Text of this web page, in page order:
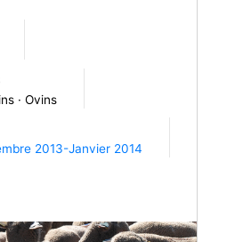
· Ovins
2013-Janvier 2014